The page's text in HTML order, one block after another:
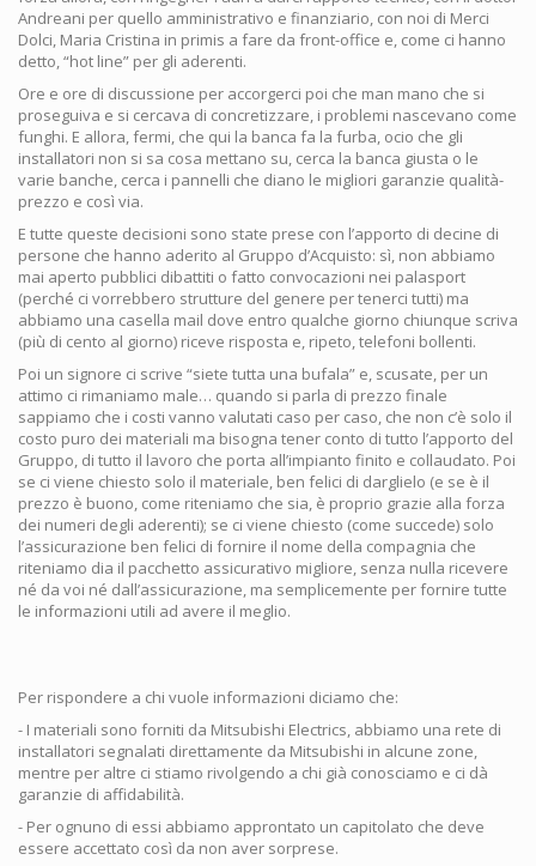
Andreani per quello amministrativo e finanziario, con noi di Merci
Dolci, Maria Cristina in primis a fare da front-office e, come ci hanno
detto, “hot line” per gli aderenti.
Ore e ore di discussione per accorgerci poi che man mano che si
proseguiva e si cercava di concretizzare, i problemi nascevano come
funghi. E allora, fermi, che qui la banca fa la furba, ocio che gli
installatori non si sa cosa mettano su, cerca la banca giusta o le
varie banche, cerca i pannelli che diano le migliori garanzie qualità-
prezzo e così via.
E tutte queste decisioni sono state prese con l’apporto di decine di
persone che hanno aderito al Gruppo d’Acquisto: sì, non abbiamo
mai aperto pubblici dibattiti o fatto convocazioni nei palasport
(perché ci vorrebbero strutture del genere per tenerci tutti) ma
abbiamo una casella mail dove entro qualche giorno chiunque scriva
(più di cento al giorno) riceve risposta e, ripeto, telefoni bollenti.
Poi un signore ci scrive “siete tutta una bufala” e, scusate, per un
attimo ci rimaniamo male… quando si parla di prezzo finale
sappiamo che i costi vanno valutati caso per caso, che non c’è solo il
costo puro dei materiali ma bisogna tener conto di tutto l’apporto del
Gruppo, di tutto il lavoro che porta all’impianto finito e collaudato. Poi
se ci viene chiesto solo il materiale, ben felici di darglielo (e se è il
prezzo è buono, come riteniamo che sia, è proprio grazie alla forza
dei numeri degli aderenti); se ci viene chiesto (come succede) solo
l’assicurazione ben felici di fornire il nome della compagnia che
riteniamo dia il pacchetto assicurativo migliore, senza nulla ricevere
né da voi né dall’assicurazione, ma semplicemente per fornire tutte
le informazioni utili ad avere il meglio.
Per rispondere a chi vuole informazioni diciamo che:
- I materiali sono forniti da Mitsubishi Electrics, abbiamo una rete di
installatori segnalati direttamente da Mitsubishi in alcune zone,
mentre per altre ci stiamo rivolgendo a chi già conosciamo e ci dà
garanzie di affidabilità.
- Per ognuno di essi abbiamo approntato un capitolato che deve
essere accettato così da non aver sorprese.